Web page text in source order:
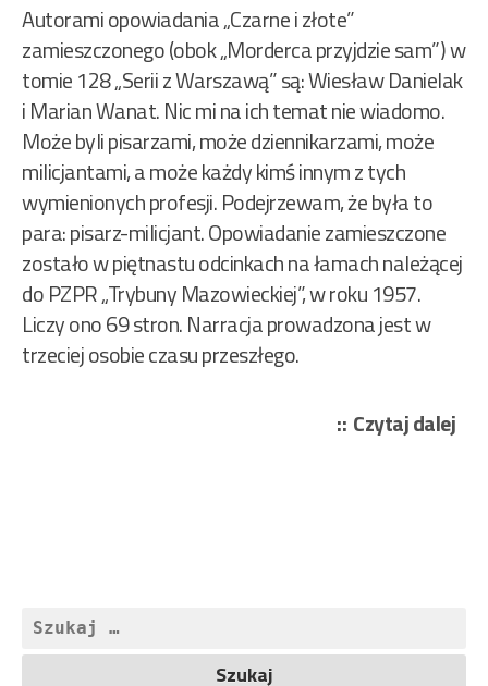
Autorami opowiadania „Czarne i złote”
zamieszczonego (obok „Morderca przyjdzie sam”) w
tomie 128 „Serii z Warszawą” są: Wiesław Danielak
i Marian Wanat. Nic mi na ich temat nie wiadomo.
Może byli pisarzami, może dziennikarzami, może
milicjantami, a może każdy kimś innym z tych
wymienionych profesji. Podejrzewam, że była to
para: pisarz-milicjant. Opowiadanie zamieszczone
zostało w piętnastu odcinkach na łamach należącej
do PZPR „Trybuny Mazowieckiej”, w roku 1957.
Liczy ono 69 stron. Narracja prowadzona jest w
trzeciej osobie czasu przeszłego.
Czytaj dalej
Szukaj: